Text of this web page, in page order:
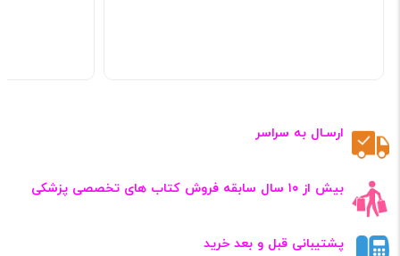
ارسـال به سراسر
بیش از ۱۰ سال سابقه فروش کتاب‌ های تخصصی پزشکی
پشتیبانی قبل و بعد خرید